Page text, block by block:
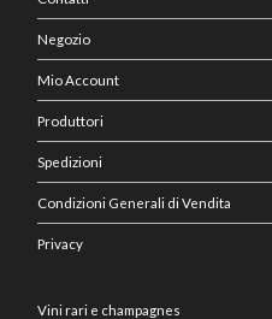
Negozio
Mio Account
Produttori
Spedizioni
Condizioni Generali di Vendita
Privacy
Vini rari e champagnes